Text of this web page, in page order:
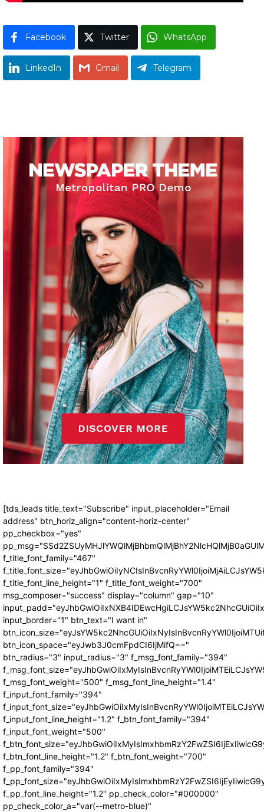
Facebook Twitter WhatsApp
LinkedIn Gmail Telegram
[tds_leads title_text="Subscribe" input_placeholder="Email
address" btn_horiz_align="content-horiz-center"
pp_checkbox="yes"
f_title_font_family="467"
f_title_font_line_height="1" f_title_font_weight="700"
msg_composer="success" display="column" gap="10"
input_border="1" btn_text="I want in"
btn_icon_space="eyJwb3J0cmFpdCI6IjMifQ=="
btn_radius="3" input_radius="3" f_msg_font_family="394"
f_msg_font_weight="500" f_msg_font_line_height="1.4"
f_input_font_family="394"
f_input_font_line_height="1.2" f_btn_font_family="394"
f_input_font_weight="500"
f_btn_font_line_height="1.2" f_btn_font_weight="700"
f_pp_font_family="394"
f_pp_font_line_height="1.2" pp_check_color="#000000"
pp_check_color_a="var(--metro-blue)"